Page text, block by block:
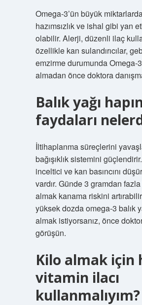
Omega-3’ün büyük
hazımsızlık ve ishal gibi yan
olabilir. Alerji, düzenli ilaç
özellikle kan sulandırıcılar,
emzirme durumunda Omega-
almadan önce doktora
Balık yağı
faydaları
İltihaplanma süreçlerini
bağışıklık sistemini
inceltici ve kan basıncını
vardır. Günde 3 gramdan fazla
almak kanama riskini
yüksek dozda omega-3 balık
almak istiyorsanız, önce
görüşün.
Kilo almak için
vitamin ilacı
kullanmalıyım?